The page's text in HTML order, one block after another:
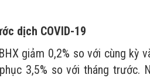
dịch COVID-19
giảm 0,2% so với cùng kỳ
3,5% so với tháng trước.